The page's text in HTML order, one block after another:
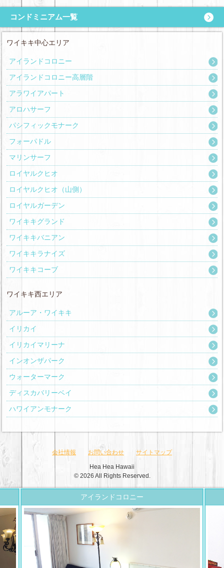
コンドミニアム一覧
ワイキキ中心エリア
アイランドコロニー
アイランドコロニー高層階
アラワイアパート
アロハサーフ
パシフィックモナーク
フォーパドル
マリンサーフ
ロイヤルクヒオ
ロイヤルクヒオ（山側）
ロイヤルガーデン
ワイキキグランド
ワイキキバニアン
ワイキキラナイズ
ワイキキコーブ
ワイキキ西エリア
アルーア・ワイキキ
イリカイ
イリカイマリーナ
インオンザパーク
ウォーターマーク
ディスカバリーベイ
ハワイアンモナーク
会社情報 お問い合わせ サイトマップ
Hea Hea Hawaii
© 2026 All Rights Reserved.
アイランドコロニー